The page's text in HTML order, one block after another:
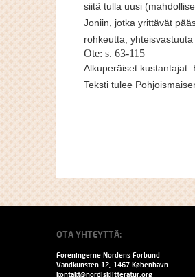
siitä tulla uusi
Joniin, jotka yrittävät
rohkeutta,
Ote: s. 63-115
Alkuperäiset kustantajat:
Teksti tulee
OTA YHTEYTTÄ:
Foreningerne Nordens Forbund
Vandkunsten 12, 1467 København
kontakt@nordisklitteratur.org